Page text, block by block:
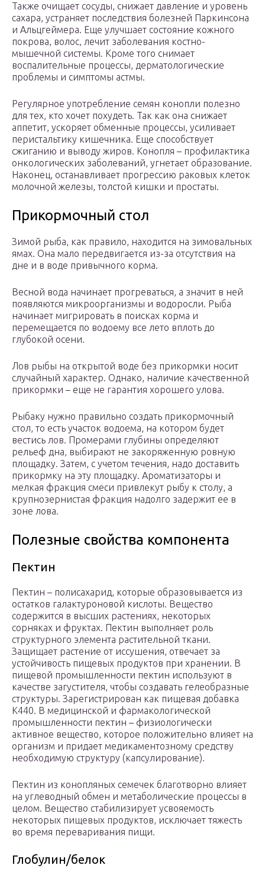
Также очищает сосуды, снижает давление и уровень
сахара, устраняет последствия болезней Паркинсона
и Альцгеймера. Еще улучшает состояние кожного
покрова, волос, лечит заболевания костно-
мышечной системы. Кроме того снимает
воспалительные процессы, дерматологические
проблемы и симптомы астмы.
Регулярное употребление семян конопли полезно
для тех, кто хочет похудеть. Так как она снижает
аппетит, ускоряет обменные процессы, усиливает
перистальтику кишечника. Еще способствует
сжиганию и выводу жиров. Конопля – профилактика
онкологических заболеваний, угнетает образование.
Наконец, останавливает прогрессию раковых клеток
молочной железы, толстой кишки и простаты.
Прикормочный стол
Зимой рыба, как правило, находится на зимовальных
ямах. Она мало передвигается из-за отсутствия на
дне и в воде привычного корма.
Весной вода начинает прогреваться, а значит в ней
появляются микроорганизмы и водоросли. Рыба
начинает мигрировать в поисках корма и
перемещается по водоему все лето вплоть до
глубокой осени.
Лов рыбы на открытой воде без прикормки носит
случайный характер. Однако, наличие качественной
прикормки – еще не гарантия хорошего улова.
Рыбаку нужно правильно создать прикормочный
стол, то есть участок водоема, на котором будет
вестись лов. Промерами глубины определяют
рельеф дна, выбирают не закоряженную ровную
площадку. Затем, с учетом течения, надо доставить
прикормку на эту площадку. Ароматизаторы и
мелкая фракция смеси привлекут рыбу к столу, а
крупнозернистая фракция надолго задержит ее в
зоне лова.
Полезные свойства компонента
Пектин
Пектин – полисахарид, которые образовывается из
остатков галактуроновой кислоты. Вещество
содержится в высших растениях, некоторых
сорняках и фруктах. Пектин выполняет роль
структурного элемента растительной ткани.
Защищает растение от иссушения, отвечает за
устойчивость пищевых продуктов при хранении. В
пищевой промышленности пектин используют в
качестве загустителя, чтобы создавать гелеобразные
структуры. Зарегистрирован как пищевая добавка
К440. В медицинской и фармакологической
промышленности пектин – физиологически
активное вещество, которое положительно влияет на
организм и придает медикаментозному средству
необходимую структуру (капсулирование).
Пектин из конопляных семечек благотворно влияет
на углеводный обмен и метаболические процессы в
целом. Вещество стабилизирует усвояемость
некоторых пищевых продуктов, исключает тяжесть
во время переваривания пищи.
Глобулин/белок